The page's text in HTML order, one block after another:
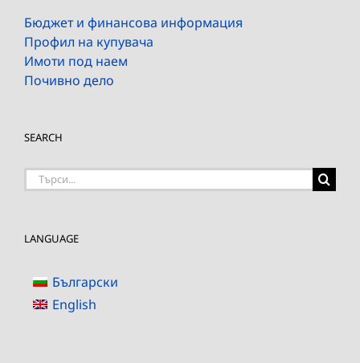
Бюджет и финансова информация
Профил на купувача
Имоти под наем
Почивно дело
SEARCH
Търсене
LANGUAGE
Български
English